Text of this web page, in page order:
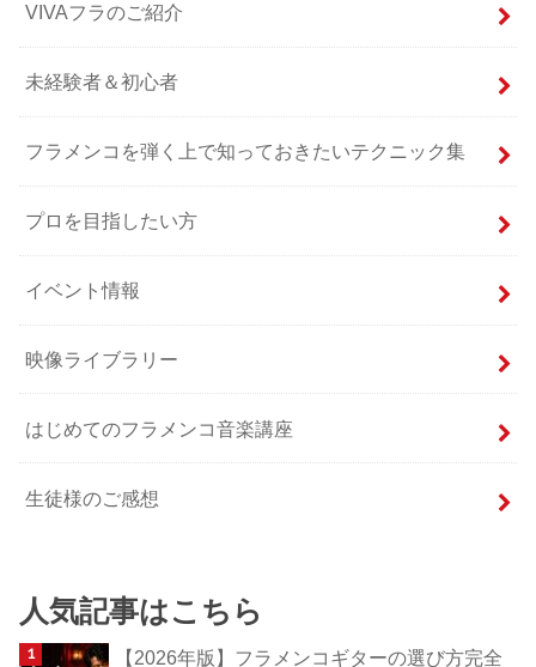
VIVAフラのご紹介
未経験者＆初心者
フラメンコを弾く上で知っておきたいテクニック集
プロを目指したい方
イベント情報
映像ライブラリー
はじめてのフラメンコ音楽講座
生徒様のご感想
人気記事はこちら
【2026年版】フラメンコギターの選び方完全